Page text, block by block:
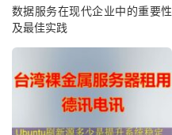
数据服务在现代企业中的重要性
及最佳实践